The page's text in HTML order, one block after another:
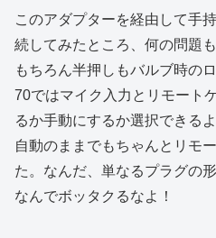
このアダプターを経由して手
続してみたところ、何の問題
もちろん半押しもバルブ時の
70ではマイク入力とリモート
るか手動にするか選択できる
自動のままでもちゃんとリモ
た。なんだ、単なるプラグの
なんでボッタクるなよ！